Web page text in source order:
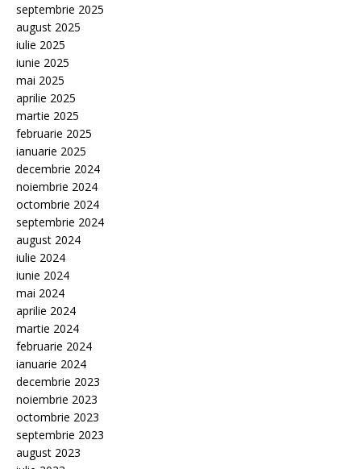
septembrie 2025
august 2025
iulie 2025
iunie 2025
mai 2025
aprilie 2025
martie 2025
februarie 2025
ianuarie 2025
decembrie 2024
noiembrie 2024
octombrie 2024
septembrie 2024
august 2024
iulie 2024
iunie 2024
mai 2024
aprilie 2024
martie 2024
februarie 2024
ianuarie 2024
decembrie 2023
noiembrie 2023
octombrie 2023
septembrie 2023
august 2023